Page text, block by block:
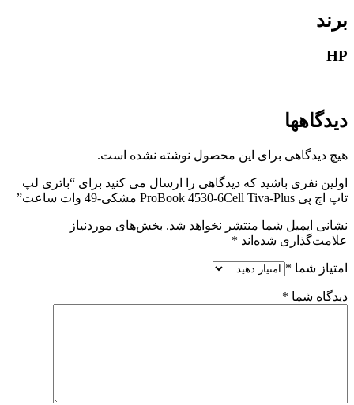
برند
HP
دیدگاهها
هیچ دیدگاهی برای این محصول نوشته نشده است.
اولین نفری باشید که دیدگاهی را ارسال می کنید برای “باتری لپ
تاپ اچ پی ProBook 4530-6Cell Tiva-Plus مشکی-49 وات ساعت”
نشانی ایمیل شما منتشر نخواهد شد. بخش‌های موردنیاز
علامت‌گذاری شده‌اند *
امتیاز شما *
دیدگاه شما *